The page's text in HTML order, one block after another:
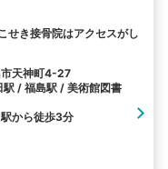
せき接骨院はアクセスがし
天神町4-27
駅 / 福島駅 / 美術館図書
から徒歩3分